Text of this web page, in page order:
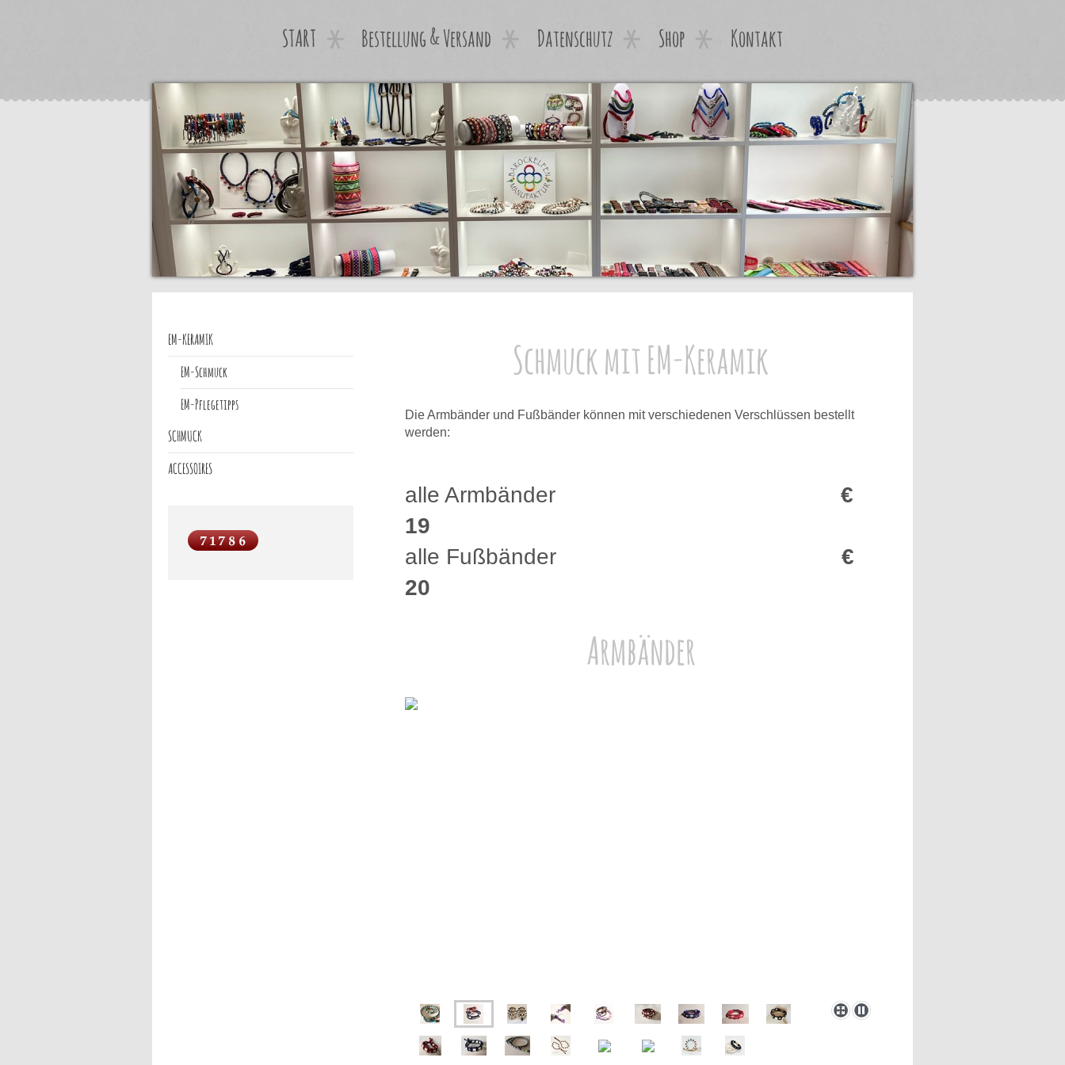
START Bestellung & Versand Datenschutz Shop Kontakt
Schmuck mit EM-Keramik
Die Armbänder und Fußbänder können mit verschiedenen Verschlüssen bestellt
werden:
alle Armbänder €
19
alle Fußbänder€
20
Armbänder
EM-KERAMIK
EM-Schmuck
EM-Pflegetipps
SCHMUCK
ACCESSOIRES